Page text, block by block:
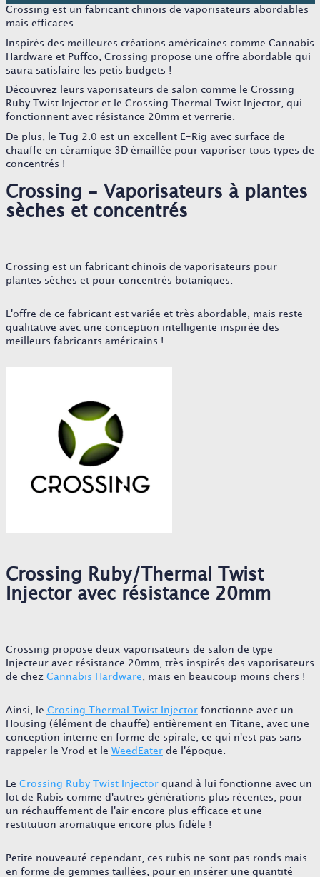
Crossing est un fabricant chinois de vaporisateurs abordables
mais efficaces.
Inspirés des meilleures créations américaines comme Cannabis
Hardware et Puffco, Crossing propose une offre abordable qui
saura satisfaire les petis budgets !
Découvrez leurs vaporisateurs de salon comme le Crossing
Ruby Twist Injector et le Crossing Thermal Twist Injector, qui
fonctionnent avec résistance 20mm et verrerie.
De plus, le Tug 2.0 est un excellent E-Rig avec surface de
chauffe en céramique 3D émaillée pour vaporiser tous types de
concentrés !
Crossing - Vaporisateurs à plantes
sèches et concentrés
Crossing est un fabricant chinois de vaporisateurs pour
plantes sèches et pour concentrés botaniques.
L'offre de ce fabricant est variée et très abordable, mais reste
qualitative avec une conception intelligente inspirée des
meilleurs fabricants américains !
Crossing Ruby/Thermal Twist
Injector avec résistance 20mm
Crossing propose deux vaporisateurs de salon de type
Injecteur avec résistance 20mm, très inspirés des vaporisateurs
de chez Cannabis Hardware , mais en beaucoup moins chers !
Ainsi, le Crosing Thermal Twist Injectorfonctionne avec un
Housing (élément de chauffe) entièrement en Titane, avec une
conception interne en forme de spirale, ce qui n'est pas sans
rappeler le Vrod et le WeedEaterde l'époque.
Le Crossing Ruby Twist Injectorquand à lui fonctionne avec un
lot de Rubis comme d'autres générations plus récentes, pour
un réchauffement de l'air encore plus efficace et une
restitution aromatique encore plus fidèle !
Petite nouveauté cependant, ces rubis ne sont pas ronds mais
en forme de gemmes taillées, pour en insérer une quantité